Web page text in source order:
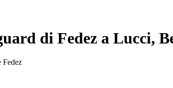
di Fedez a Lucci,
Fedez